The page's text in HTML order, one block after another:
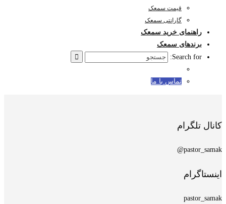
قیمت سمعک
گارانتی سمعک
راهنمای خرید سمعک
برندهای سمعک
Search for:
تماس با ما
کانال تلگرام
pastor_samak@
اینستاگرام
pastor_samak